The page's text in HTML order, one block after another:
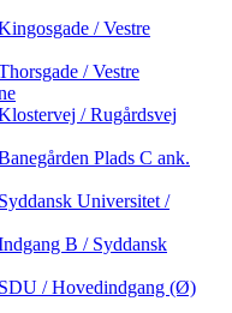
/ Vestre
/ Vestre
/ Rugårdsvej
Plads C ank.
Universitet /
B / Syddansk
/ Hovedindgang (Ø)